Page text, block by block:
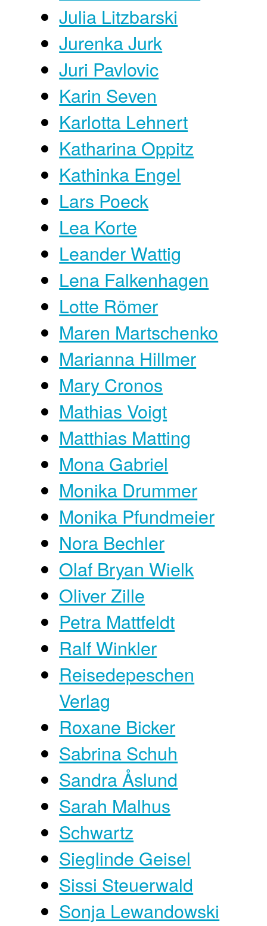
Julia Litzbarski
Jurenka Jurk
Juri Pavlovic
Karin Seven
Karlotta Lehnert
Katharina Oppitz
Kathinka Engel
Lars Poeck
Lea Korte
Leander Wattig
Lena Falkenhagen
Lotte Römer
Maren Martschenko
Marianna Hillmer
Mary Cronos
Mathias Voigt
Matthias Matting
Mona Gabriel
Monika Drummer
Monika Pfundmeier
Nora Bechler
Olaf Bryan Wielk
Oliver Zille
Petra Mattfeldt
Ralf Winkler
Reisedepeschen
Verlag
Roxane Bicker
Sabrina Schuh
Sandra Åslund
Sarah Malhus
Schwartz
Sieglinde Geisel
Sissi Steuerwald
Sonja Lewandowski